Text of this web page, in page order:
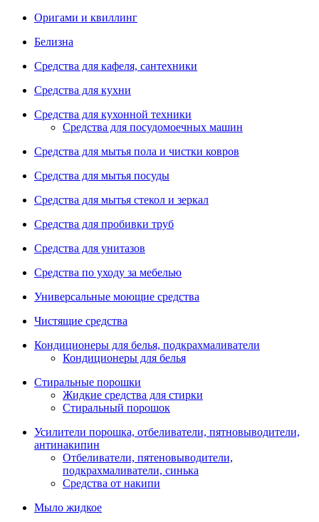
Оригами и квиллинг
Белизна
Средства для кафеля, сантехники
Средства для кухни
Средства для кухонной техники
Средства для посудомоечных машин
Средства для мытья пола и чистки ковров
Средства для мытья посуды
Средства для мытья стекол и зеркал
Средства для пробивки труб
Средства для унитазов
Средства по уходу за мебелью
Универсальные моющие средства
Чистящие средства
Кондиционеры для белья, подкрахмаливатели
Кондиционеры для белья
Стиральные порошки
Жидкие средства для стирки
Стиральный порошок
Усилители порошка, отбеливатели, пятновыводители,
антинакипин
Отбеливатели, пятеновыводители,
подкрахмаливатели, синька
Средства от накипи
Мыло жидкое